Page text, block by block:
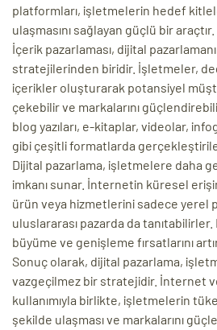
platformları, işletmelerin hedef
ulaşmasını sağlayan güçlü bir araçtır.
İçerik pazarlaması, dijital
stratejilerinden biridir. İşletmeler,
içerikler oluşturarak potansiyel
çekebilir ve markalarını
blog yazıları, e-kitaplar, videolar,
gibi çeşitli formatlarda
Dijital pazarlama, işletmelere daha
imkanı sunar. İnternetin küresel
ürün veya hizmetlerini sadece yerel
uluslararası pazarda da
büyüme ve genişleme fırsatlarını
Sonuç olarak, dijital pazarlama,
vazgeçilmez bir stratejidir. İnternet
kullanımıyla birlikte, işletmelerin
şekilde ulaşması ve markalarını